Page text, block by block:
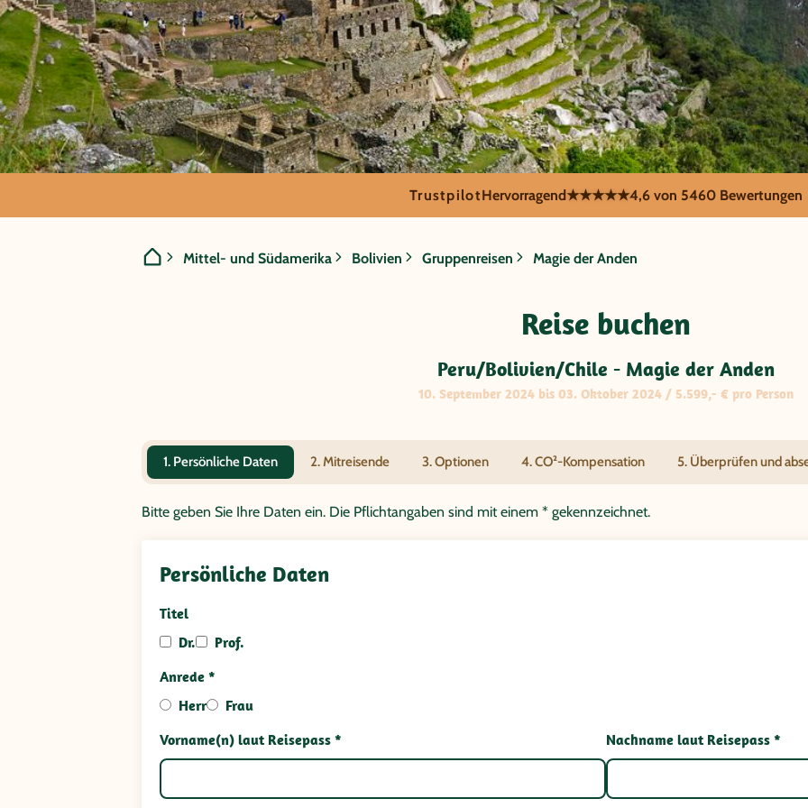
GRUPPENREISE:
Peru/Bolivien/Chile - Magie
TrustpilotHervorragend★★★★★4,6 von 5460 Bewertungen
Mittel- und Südamerika Bolivien Gruppenreisen Magie der Anden
Reise buchen
Peru/Bolivien/Chile - Magie der Anden
10. September 2024 bis 03. Oktober 2024 / 5.599,- € pro Person
1. Persönliche Daten 2. Mitreisende 3. Optionen 4. CO²-Kompensation 5. Überprüfen und
Bitte geben Sie Ihre Daten ein. Die Pflichtangaben sind mit einem * gekennzeichnet.
Persönliche Daten
Titel
Dr.
Prof.
Anrede *
Herr
Frau
Vorname(n) laut Reisepass *
Nachname laut Reisepass *